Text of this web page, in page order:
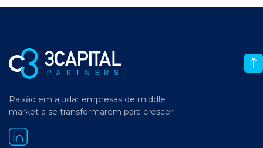
Paixão em ajudar empresas de middle
market a se transformarem para crescer